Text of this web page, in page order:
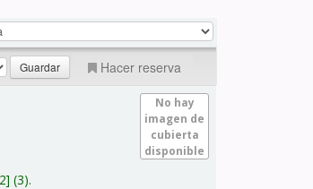
Hacer reserva
No hay
imagen de
cubierta
disponible
(3).